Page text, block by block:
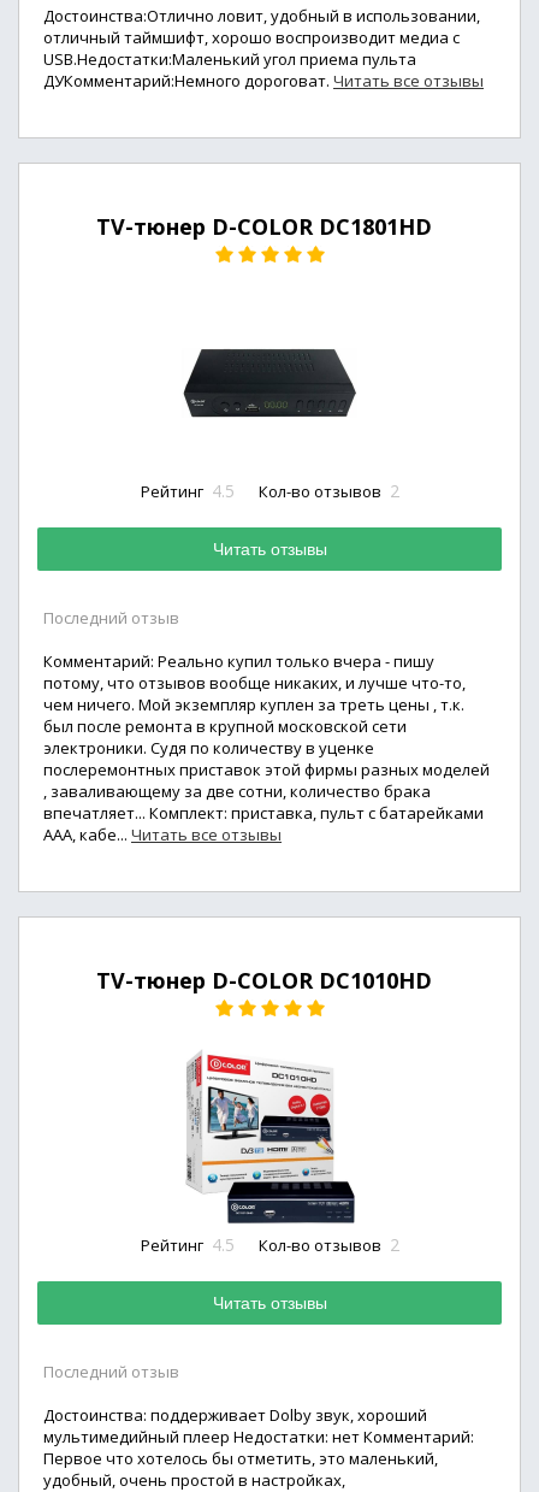
Достоинства:Отлично ловит, удобный в использовании,
отличный таймшифт, хорошо воспроизводит медиа с
USB.Недостатки:Маленький угол приема пульта
ДУКомментарий:Немного дороговат. Читать все отзывы
TV-тюнер D-COLOR DC1801HD
Рейтинг 4.5 Кол-во отзывов 2
Читать отзывы
Последний отзыв
Комментарий: Реально купил только вчера - пишу
потому, что отзывов вообще никаких, и лучше что-то,
чем ничего. Мой экземпляр куплен за треть цены , т.к.
был после ремонта в крупной московской сети
электроники. Судя по количеству в уценке
послеремонтных приставок этой фирмы разных моделей
, заваливающему за две сотни, количество брака
впечатляет... Комплект: приставка, пульт с батарейками
ААА, кабе... Читать все отзывы
TV-тюнер D-COLOR DC1010HD
Рейтинг 4.5 Кол-во отзывов 2
Читать отзывы
Последний отзыв
Достоинства: поддерживает Dolby звук, хороший
мультимедийный плеер Недостатки: нет Комментарий:
Первое что хотелось бы отметить, это маленький,
удобный, очень простой в настройках,